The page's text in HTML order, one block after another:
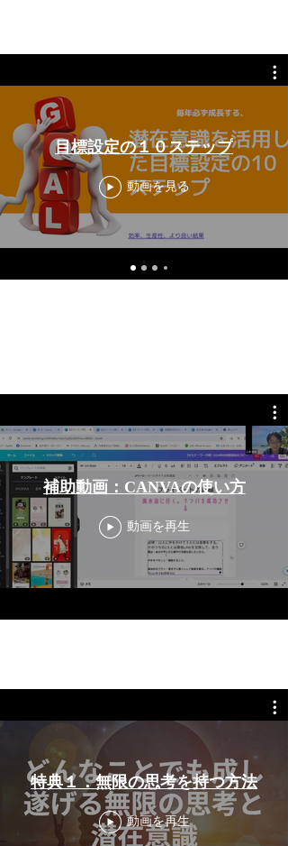
目標設定の１０ステップ
動画を見る
補助動画：CANVAの使い方
動画を再生
特典１．無限の思考を持つ方法
動画を再生